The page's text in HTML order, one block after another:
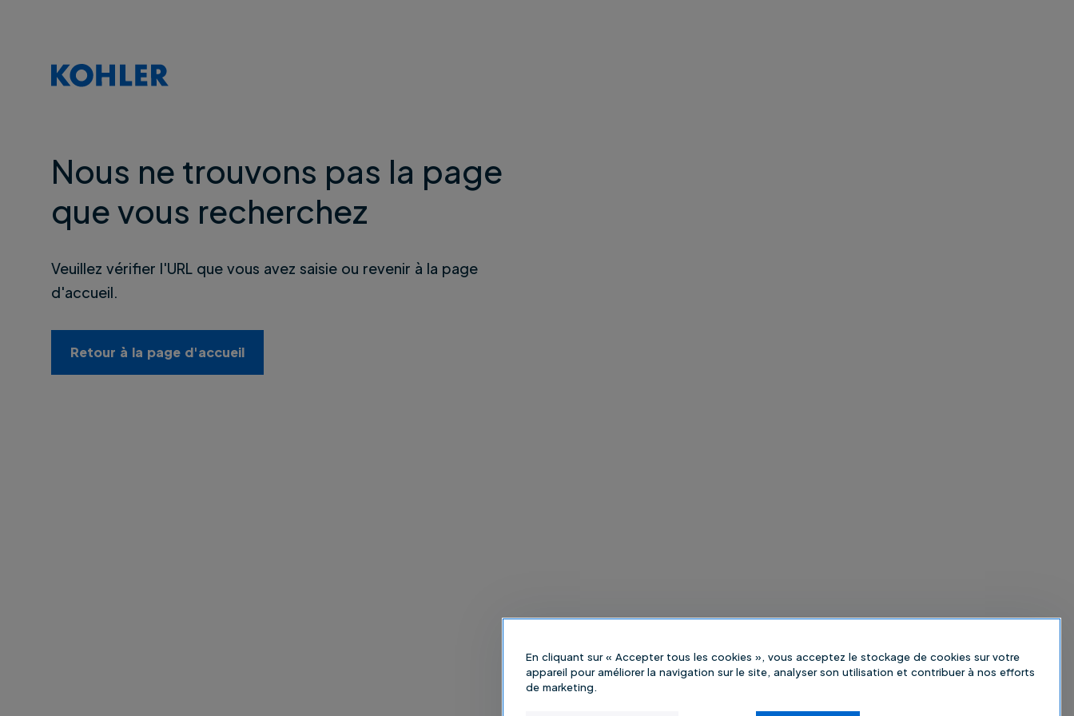
Nous ne trouvons pas la page
que vous recherchez
Veuillez vérifier l'URL que vous avez saisie ou revenir à la page
d'accueil.
Retour à la page d'accueil
En cliquant sur « Accepter tous les cookies », vous acceptez le stockage de cookies sur votre
appareil pour améliorer la navigation sur le site, analyser son utilisation et contribuer à nos efforts
de marketing.